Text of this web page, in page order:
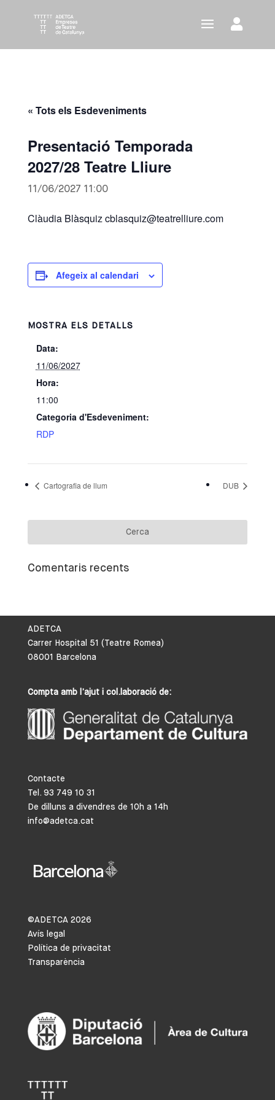
« Tots els Esdeveniments
Presentació Temporada
2027/28 Teatre Lliure
11/06/2027 11:00
Clàudia Blàsquiz cblasquiz@teatrelliure.com
Afegeix al calendari
MOSTRA ELS DETALLS
Data:
11/06/2027
Hora:
11:00
Categoria d'Esdeveniment:
RDP
Cartografia de llum DUB
Comentaris recents
ADETCA
Carrer Hospital 51 (Teatre Romea)
08001 Barcelona
Compta amb l’ajut i col.laboració de:
Contacte
Tel. 93 749 10 31
De dilluns a divendres de 10h a 14h
info@adetca.cat
©ADETCA 2026
Avís legal
Política de privacitat
Transparència